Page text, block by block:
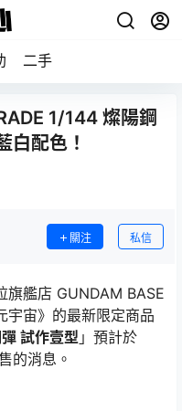
二手
1/144 燦陽鋼
白配色！
關注 私信
旗艦店 GUNDAM BASE
宇宙》的最新限定商品
試作壹型」預計於
的消息。